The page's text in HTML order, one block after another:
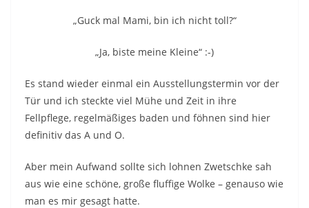
„Guck mal Mami, bin ich nicht toll?“
„Ja, biste meine Kleine“ :-)
Es stand wieder einmal ein Ausstellungstermin vor der
Tür und ich steckte viel Mühe und Zeit in ihre
Fellpflege, regelmäßiges baden und föhnen sind hier
definitiv das A und O.
Aber mein Aufwand sollte sich lohnen Zwetschke sah
aus wie eine schöne, große fluffige Wolke – genauso wie
man es mir gesagt hatte.